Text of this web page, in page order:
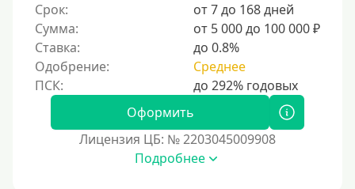
200000 руб
250000 руб
300000 руб
500000 руб
Мини займы
Срок:
от 7 до 168 дней
Сумма:
от 5 000 до 100 000 ₽
Ставка:
до 0.8%
Одобрение:
Среднее
Оформить
Лицензия ЦБ: № 2203045009908
Подробнее